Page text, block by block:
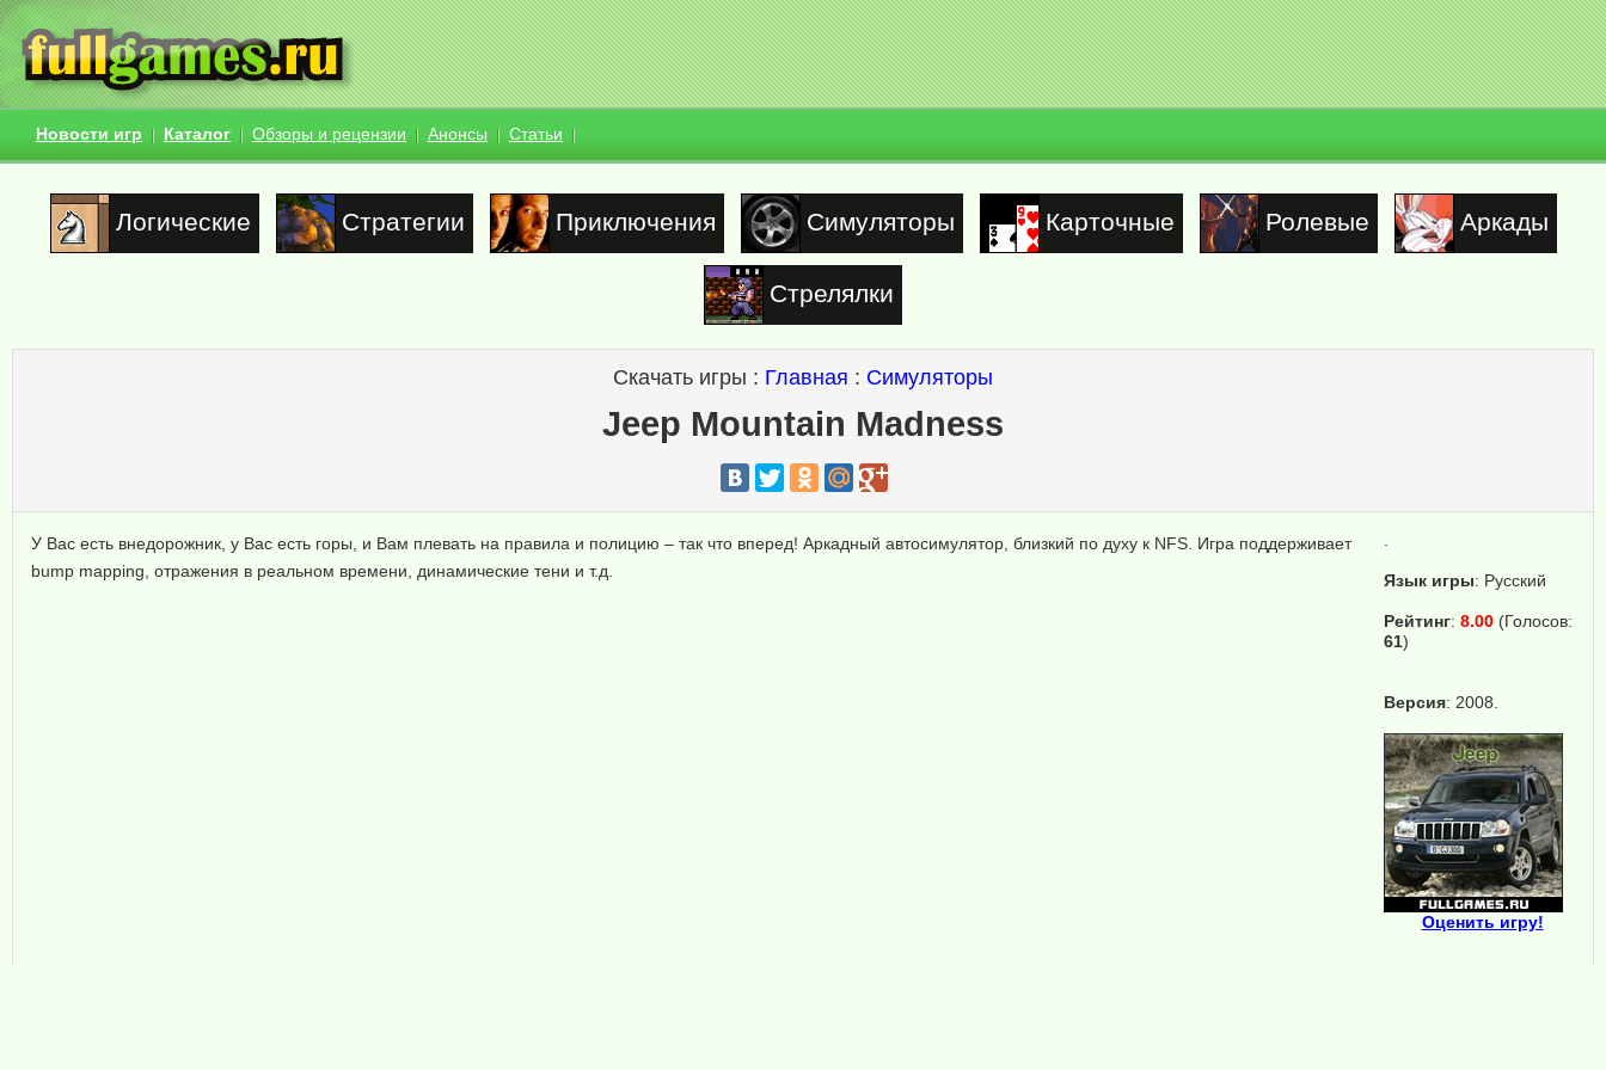
Новости игр Каталог Обзоры и рецензии Анонсы Статьи
Логические Стратегии Приключения Симуляторы Карточные Ролевые Аркады
Стрелялки
Скачать игры : Главная : Симуляторы
Jeep Mountain Madness
Язык игры: Русский
Рейтинг: 8.00 (Голосов:
61)
Версия: 2008.
Оценить игру!
У Вас есть внедорожник, у Вас есть горы, и Вам плевать на правила и полицию – так что вперед! Аркадный автосимулятор, близкий по духу к NFS. Игра поддерживает
bump mapping, отражения в реальном времени, динамические тени и т.д.